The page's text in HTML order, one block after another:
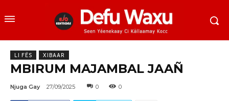
LI FËS XIBAAR
MBIRUM MAJAMBAL JAAÑ
Njuga Gay 27/09/2025 0 0